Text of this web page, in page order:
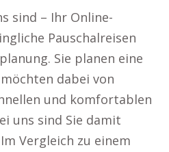
sind – Ihr Online-
Pauschalreisen
Sie planen eine
dabei von
und komfortablen
uns sind Sie damit
Vergleich zu einem